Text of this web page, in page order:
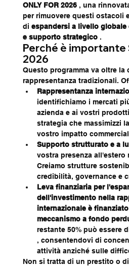
ONLY FOR 2026 , una
per rimuovere questi ostacoli
di espandersi a livello
e supporto strategico .
Perché è importante
2026
Questo programma va oltre la
rappresentanza tradizionali.
Rappresentanza
identifichiamo i mercati
azienda e ai vostri
strategia che massimizzi
vostro impatto
Supporto strutturato e a
vostra presenza all'estero
Creiamo strutture
credibilità, governance e
Leva finanziaria per
dell'investimento nella
internazionale è
meccanismo a fondo
restante 50% può essere
, consentendovi di
attività anziché sulle
Non si tratta di un prestito o